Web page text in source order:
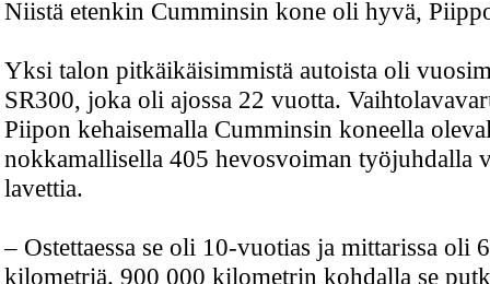
Niistä etenkin Cumminsin kone oli hyvä,
Yksi talon pitkäikäisimmistä autoista oli
SR300, joka oli ajossa 22 vuotta.
Piipon kehaisemalla Cumminsin koneella
nokkamallisella 405 hevosvoiman työjuhdalla
lavettia.
– Ostettaessa se oli 10-vuotias ja mittarissa oli
kilometriä. 900 000 kilometrin kohdalla se